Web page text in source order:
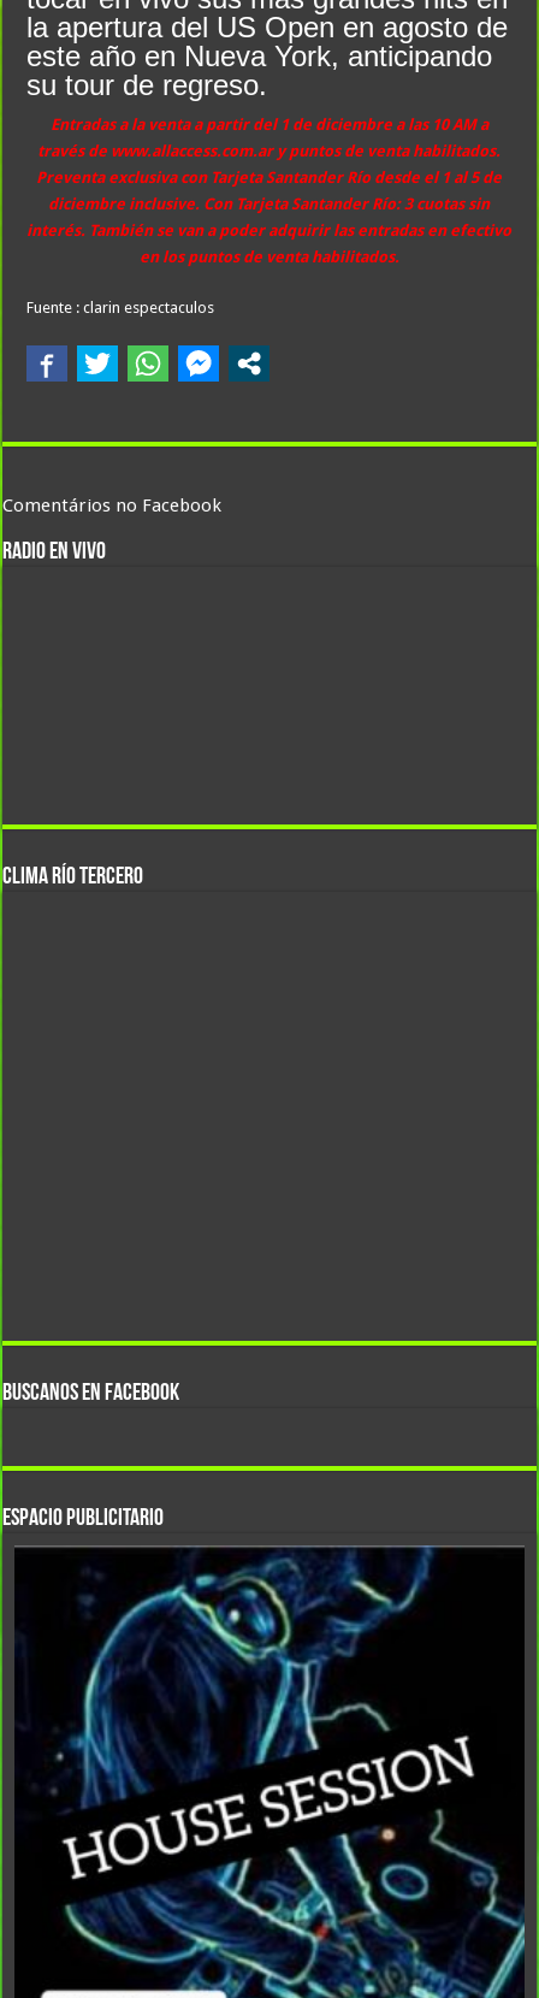
la apertura del US Open en agosto de
este año en Nueva York, anticipando
su tour de regreso.
Entradas a la venta a partir del 1 de diciembre a las 10 AM a
través de www.allaccess.com.ar y puntos de venta habilitados.
Preventa exclusiva con Tarjeta Santander Río desde el 1 al 5 de
diciembre inclusive. Con Tarjeta Santander Río: 3 cuotas sin
interés. También se van a poder adquirir las entradas en efectivo
en los puntos de venta habilitados.
Fuente : clarin espectaculos
Comentários no Facebook
RADIO EN VIVO
CLIMA Río Tercero
BUSCANOS EN FACEBOOK
ESPACIO PUBLICITARIO